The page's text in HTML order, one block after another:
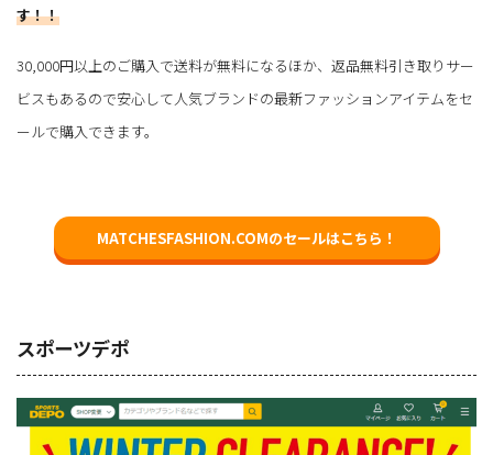
す！！
30,000円以上のご購入で送料が無料になるほか、返品無料引き取りサー
ビスもあるので安心して人気ブランドの最新ファッションアイテムをセ
ールで購入できます。
MATCHESFASHION.COMのセールはこちら！
スポーツデポ